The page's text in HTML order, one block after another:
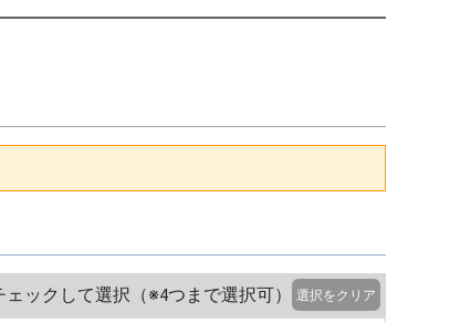
ックして選択（※4つまで選択可） 選択をクリア